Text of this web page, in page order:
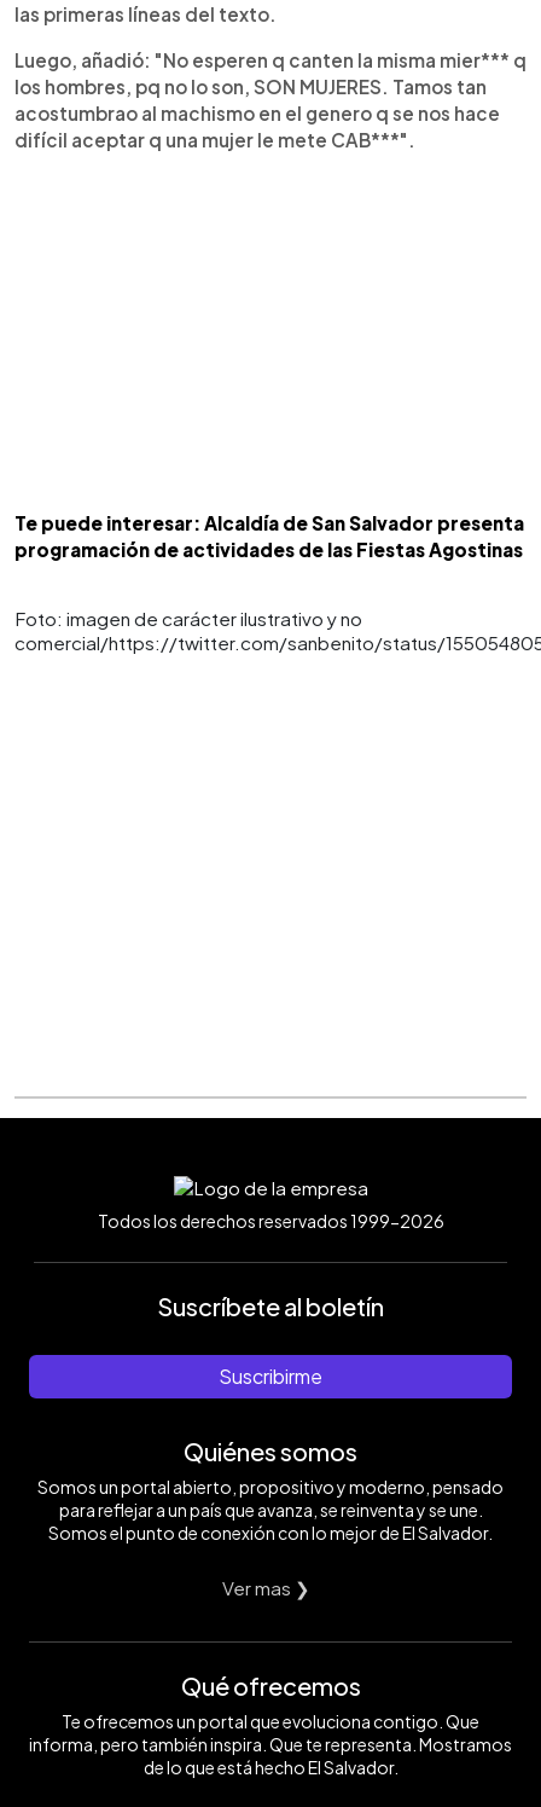
las primeras líneas del texto.
Luego, añadió: "No esperen q canten la misma mier*** q
los hombres, pq no lo son, SON MUJERES. Tamos tan
acostumbrao al machismo en el genero q se nos hace
difícil aceptar q una mujer le mete CAB***".
Te puede interesar: Alcaldía de San Salvador presenta
programación de actividades de las Fiestas Agostinas
Foto: imagen de carácter ilustrativo y no
comercial/https://twitter.com/sanbenito/status/
Todos los derechos reservados 1999-2026
Suscríbete al boletín
Suscribirme
Quiénes somos
Somos un portal abierto, propositivo y moderno, pensado
para reflejar a un país que avanza, se reinventa y se une.
Somos el punto de conexión con lo mejor de El Salvador.
Ver mas ❯
Qué ofrecemos
Te ofrecemos un portal que evoluciona contigo. Que
informa, pero también inspira. Que te representa. Mostramos
de lo que está hecho El Salvador.